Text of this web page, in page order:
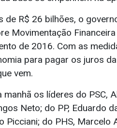
de R$ 26 bilhões, o
Movimentação
de 2016. Com as
para pagar os juros
vem.
os líderes do PSC,
Neto; do PP, Eduardo
Picciani; do PHS, Marcelo